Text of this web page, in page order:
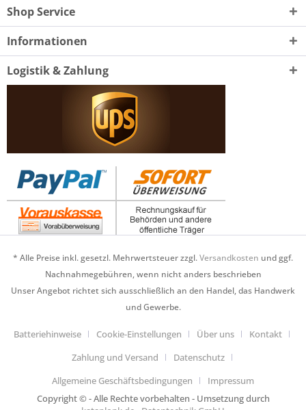
Shop Service
Informationen
Logistik & Zahlung
* Alle Preise inkl. gesetzl. Mehrwertsteuer zzgl.Versandkosten und ggf.
Nachnahmegebühren, wenn nicht anders beschrieben
Unser Angebot richtet sich ausschließlich an den Handel, das Handwerk
und Gewerbe.
Batteriehinweise Cookie-Einstellungen Über uns
Kontakt
Zahlung und Versand
Datenschutz
Allgemeine Geschäftsbedingungen
Impressum
Copyright © - Alle Rechte vorbehalten - Umsetzung durch